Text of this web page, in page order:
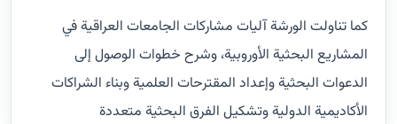
كما تناولت الورشة آليات مشاركات الجامعات العراقية في
المشاريع البحثية الأوروبية، وشرح خطوات الوصول إلى
الدعوات البحثية وإعداد المقترحات العلمية وبناء الشراكات
الأكاديمية الدولية وتشكيل الفرق البحثية متعددة